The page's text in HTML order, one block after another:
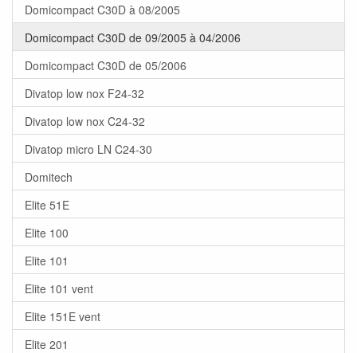
Domicompact C30D à 08/2005
Domicompact C30D de 09/2005 à 04/2006
Domicompact C30D de 05/2006
Divatop low nox F24-32
Divatop low nox C24-32
Divatop micro LN C24-30
Domitech
Elite 51E
Elite 100
Elite 101
Elite 101 vent
Elite 151E vent
Elite 201